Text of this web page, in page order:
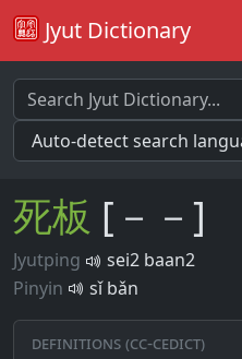
Jyut Dictionary
死板 [－－]
Jyutping
sei2 baan2
Pinyin
sǐ bǎn
Definitions (CC-CEDICT)